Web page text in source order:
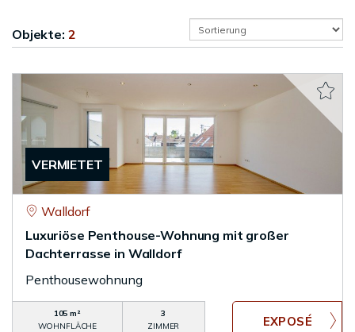
Objekte: 2
VERMIETET
Walldorf
Luxuriöse Penthouse-Wohnung mit großer
Dachterrasse in Walldorf
Penthousewohnung
105 m²
WOHNFLÄCHE
3
ZIMMER